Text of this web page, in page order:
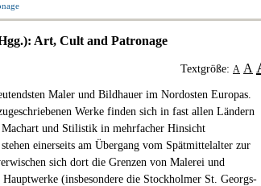
Art, Cult and Patronage
Textgröße: A A
Maler und Bildhauer im Nordosten Europas.
Werke finden sich in fast allen Ländern
Machart und Stilistik in mehrfacher Hinsicht
einerseits am Übergang vom Spätmittelalter zur
sich dort die Grenzen von Malerei und
(insbesondere die Stockholmer St. Georgs-